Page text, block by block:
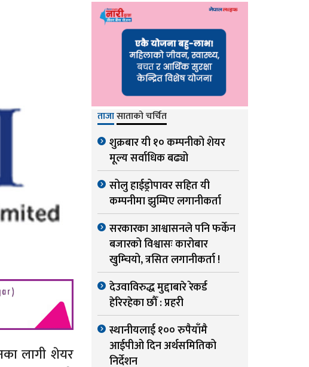
लागी शेयर
ताजासाताको चर्चित
शुक्रबार यी १० कम्पनीको शेयर
मूल्य सर्वाधिक बढ्यो
सोलु हाईड्रोपावर सहित यी
कम्पनीमा झुम्मिए लगानीकर्ता
सरकारका आश्वासनले पनि फर्केन
बजारको विश्वासः कारोबार
खुम्चियो, त्रसित लगानीकर्ता !
देउवाविरुद्ध मुद्दाबारे रेकर्ड
हेरिरहेका छौँ : प्रहरी
स्थानीयलाई १०० रुपैयाँमै
आईपीओ दिन अर्थसमितिको
निर्देशन